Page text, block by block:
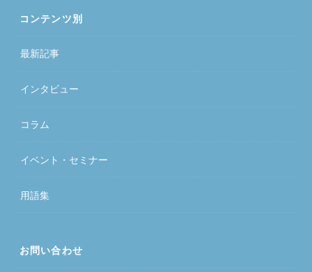
コンテンツ別
最新記事
インタビュー
コラム
イベント・セミナー
用語集
お問い合わせ